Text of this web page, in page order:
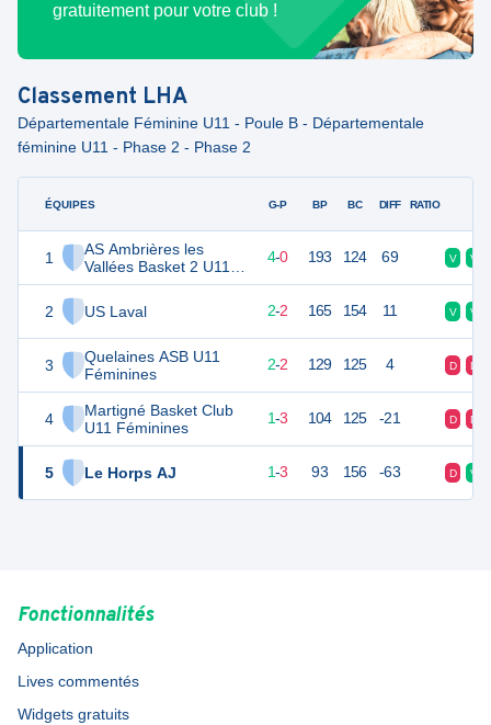
gratuitement pour votre club !
Classement LHA
Départementale Féminine U11 - Poule B - Départementale
féminine U11 - Phase 2 - Phase 2
ÉQUIPES
1
AS Ambrières les
Vallées Basket 2 U11
Féminines
2
US Laval
3
Quelaines ASB U11
Féminines
4
Martigné Basket Club
U11 Féminines
5 Le Horps AJ
G-P BP BC DIFF RATIO
8 4-0 193 124 69 V V
2-2 165 154 11 V V
6 2-2 129 125 4 D D
5 4 1-3 104 125 -21 D D
1-3 93 156 -63 D V
Fonctionnalités
Application
Lives commentés
Widgets gratuits